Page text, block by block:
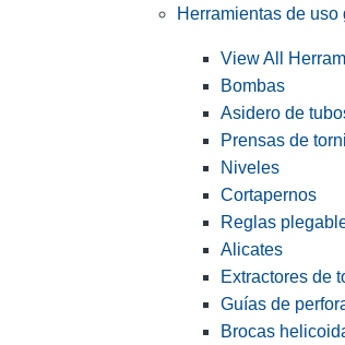
Herramientas de
View All
Bombas
Asidero de
Prensas de
Niveles
Cortapernos
Reglas
Alicates
Extractores de
Guías de
Brocas